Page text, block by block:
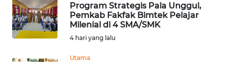
Program Strategis Pala Unggul,
Pemkab Fakfak Bimtek Pelajar
Milenial di 4 SMA/SMK
4 hari yang lalu
Utama
OPINI
Informasi
INDEKS